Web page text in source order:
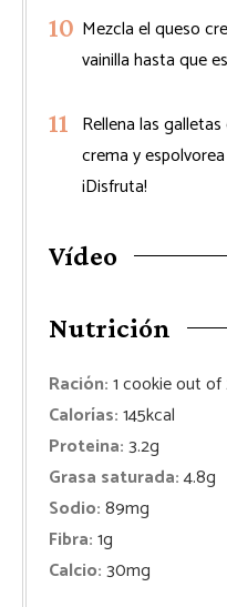
Mezcla el queso
vainilla hasta que
Rellena las
crema y
¡Disfruta!
Vídeo
Nutrición
Ración:1cookie out of
Calorías:145kcal
Proteina:3.2g
Grasa saturada:4.8g
Sodio:89mg
Fibra:1g
Calcio:30mg